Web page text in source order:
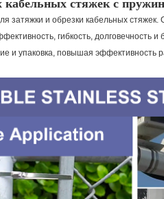
кабельных стяжек с
затяжки и обрезки кабельных
гибкость, долговечность
и упаковка, повышая